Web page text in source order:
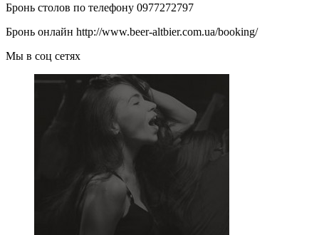
Бронь столов по телефону 0977272797
Бронь онлайн http://www.beer-altbier.com.ua/booking/
Мы в соц сетях